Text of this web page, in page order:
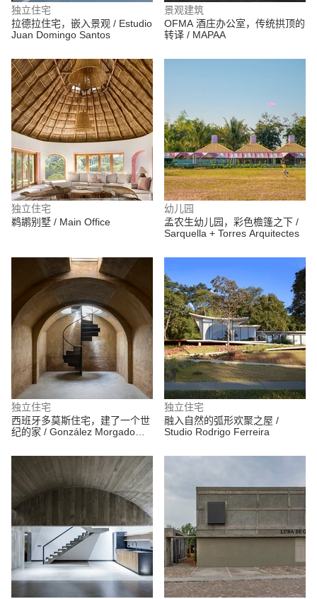
独立住宅
拉德拉住宅，嵌入景观 / Estudio
Juan Domingo Santos
景观建筑
OFMA 酒庄办公室，传统拱顶的
转译 / MAPAA
独立住宅
鹈鹕别墅 / Main Office
幼儿园
孟农生幼儿园，彩色檐篷之下 /
Sarquella + Torres Arquitectes
独立住宅
西班牙多莫斯住宅，建了一个世
纪的家 / González Morgado
独立住宅
融入自然的弧形欢聚之屋 /
Studio Rodrigo Ferreira